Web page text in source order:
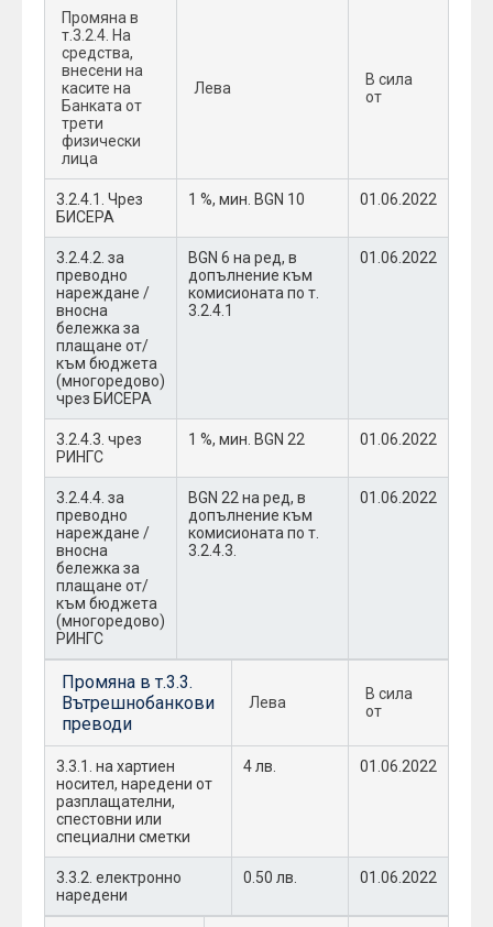
Промяна в
т.3.2.4. На
средства,
внесени на
касите на
Банката от
трети
физически
лица
Лева
В сила
от
3.2.4.1. Чрез
БИСЕРА
1 %, мин. BGN 10 01.06.2022
3.2.4.2. за
преводно
нареждане /
вносна
бележка за
плащане от/
към бюджета
(многоредово)
чрез БИСЕРА
BGN 6 на ред, в
допълнение към
комисионата по т.
3.2.4.1
01.06.2022
3.2.4.3. чрез
РИНГС
1 %, мин. BGN 22 01.06.2022
3.2.4.4. за
преводно
нареждане /
вносна
бележка за
плащане от/
към бюджета
(многоредово)
РИНГС
BGN 22 на ред, в
допълнение към
комисионата по т.
3.2.4.3.
01.06.2022
Промяна в т.3.3.
Вътрешнобанкови
преводи
Лева
В сила
от
3.3.1. на хартиен
носител, наредени от
разплащателни,
спестовни или
специални сметки
4 лв. 01.06.2022
3.3.2. електронно
наредени
0.50 лв. 01.06.2022